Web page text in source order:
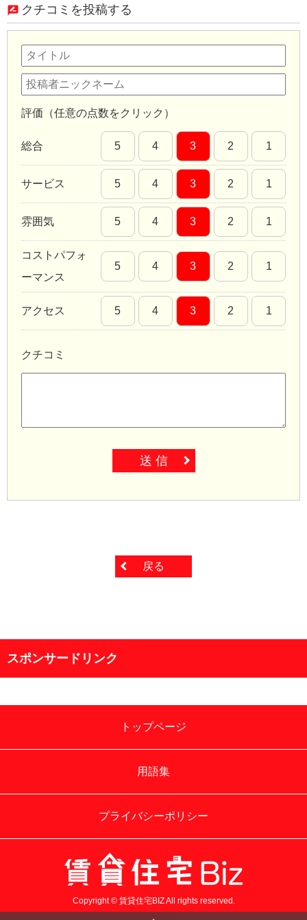
クチコミを投稿する
評価（任意の点数をクリック）
総合 5 4 3 2 1
サービス 5 4 3 2 1
雰囲気 5 4 3 2 1
コストパフォ
ーマンス
5 4 3 2 1
アクセス 5 4 3 2 1
クチコミ
送 信
戻る
スポンサードリンク
トップページ
用語集
プライバシーポリシー
Copyright © 賃貸住宅BIZ All rights reserved.